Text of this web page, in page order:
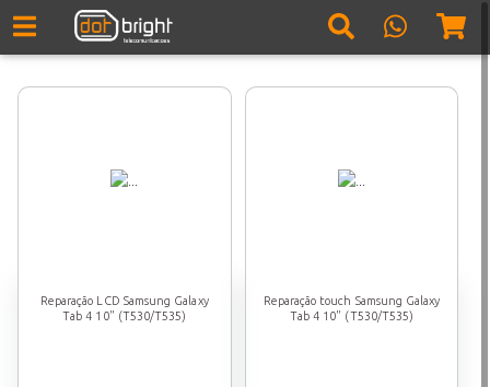
Reparação LCD Samsung Galaxy
Tab 4 10" (T530/T535)
Reparação touch Samsung Galaxy
Tab 4 10" (T530/T535)